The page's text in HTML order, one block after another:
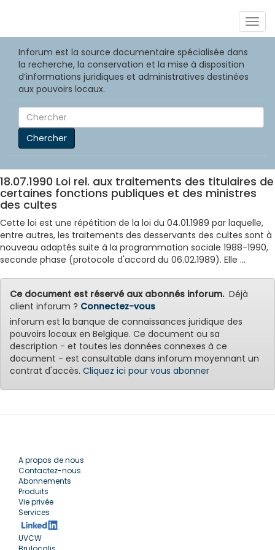
Inforum est la source documentaire spécialisée dans
la recherche, la conservation et la mise à disposition
d’informations juridiques et administratives destinées
aux pouvoirs locaux.
Chercher
18.07.1990 Loi rel. aux traitements des titulaires de
certaines fonctions publiques et des ministres
des cultes
Cette loi est une répétition de la loi du 04.01.1989 par laquelle,
entre autres, les traitements des desservants des cultes sont à
nouveau adaptés suite à la programmation sociale 1988-1990,
seconde phase (protocole d'accord du 06.02.1989). Elle ...
Ce document est réservé aux abonnés inforum.Déjà
client inforum ? Connectez-vous
inforum est la banque de connaissances juridique des
pouvoirs locaux en Belgique. Ce document ou sa
description - et toutes les données connexes à ce
document - est consultable dans inforum moyennant un
contrat d'accès. Cliquez ici pour vous abonner
A propos de nous
Contactez-nous
Abonnements
Produits
Vie privée
Services
UVCW